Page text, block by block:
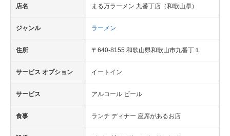
店名 まる万ラーメン 九番丁店（和歌山県）
ジャンル ラーメン
住所 〒640-8155 和歌山県和歌山市九番丁１
サービス オプション イートイン
サービス アルコール ビール
食事 ランチ ディナー 座席があるお店